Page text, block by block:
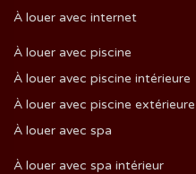
À louer avec internet
À louer avec piscine
À louer avec piscine intérieure
À louer avec piscine extérieure
À louer avec spa
À louer avec spa intérieur